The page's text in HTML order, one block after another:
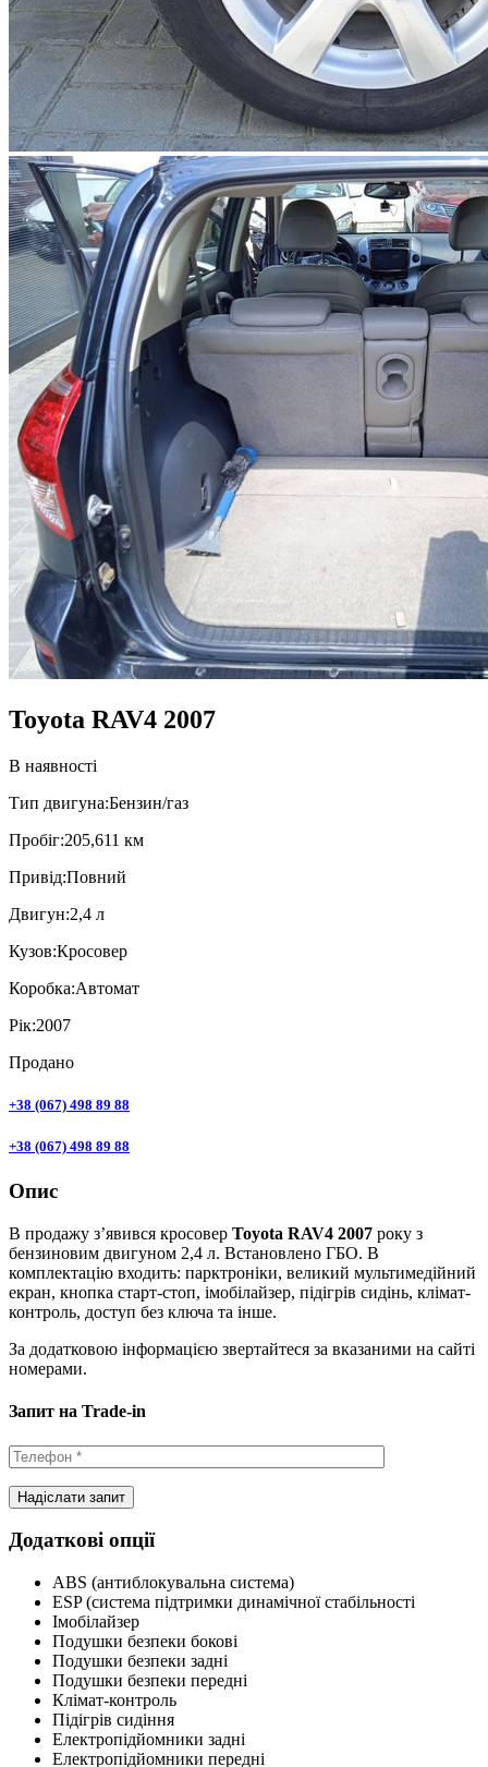
Toyota RAV4 2007
В наявності
Тип двигуна:Бензин/газ
Пробiг:205,611 км
Привiд:Повний
Двигун:2,4 л
Кузов:Кросовер
Коробка:Автомат
Рік:2007
Продано
+38 (067) 498 89 88
+38 (067) 498 89 88
Опис
В продажу з’явився кросовер Toyota RAV4 2007 року з
бензиновим двигуном 2,4 л. Встановлено ГБО. В
комплектацію входить: парктроніки, великий мультимедійний
екран, кнопка старт-стоп, імобілайзер, підігрів сидінь, клімат-
контроль, доступ без ключа та інше.
За додатковою інформацією звертайтеся за вказаними на сайті
номерами.
Запит на Trade-in
Додаткові опції
ABS (антиблокувальна система)
ESP (система підтримки динамічної стабільності
Імобілайзер
Подушки безпеки бокові
Подушки безпеки задні
Подушки безпеки передні
Клімат-контроль
Підігрів сидіння
Електропідйомники задні
Електропідйомники передні